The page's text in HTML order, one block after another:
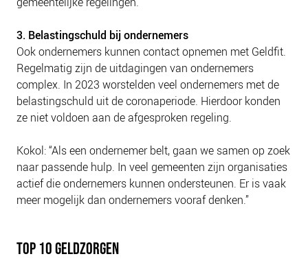
3. Belastingschuld bij ondernemers
Ook ondernemers kunnen contact opnemen met Geldfit.
Regelmatig zijn de uitdagingen van ondernemers
complex. In 2023 worstelden veel ondernemers met de
belastingschuld uit de coronaperiode. Hierdoor konden
ze niet voldoen aan de afgesproken regeling.
Kokol: “Als een ondernemer belt, gaan we samen op zoek
naar passende hulp. In veel gemeenten zijn organisaties
actief die ondernemers kunnen ondersteunen. Er is vaak
meer mogelijk dan ondernemers vooraf denken.”
TOP 10 GELDZORGEN